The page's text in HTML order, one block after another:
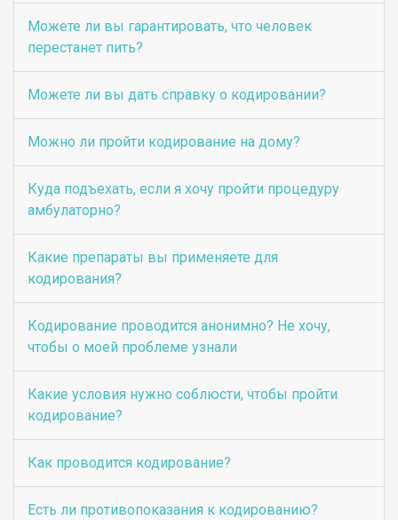
Можете ли вы гарантировать, что человек
перестанет пить?
Можете ли вы дать справку о кодировании?
Можно ли пройти кодирование на дому?
Куда подъехать, если я хочу пройти процедуру
амбулаторно?
Какие препараты вы применяете для
кодирования?
Кодирование проводится анонимно? Не хочу,
чтобы о моей проблеме узнали
Какие условия нужно соблюсти, чтобы пройти
кодирование?
Как проводится кодирование?
Есть ли противопоказания к кодированию?